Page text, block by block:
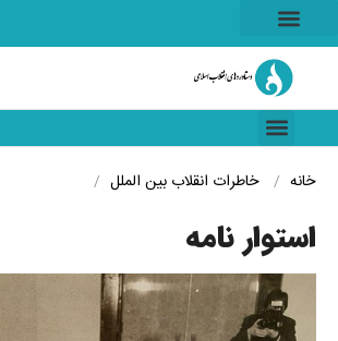
خانه خاطرات انقلاببین الملل
استوار نامه